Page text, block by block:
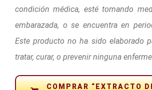
condición médica, esté tomando
embarazada, o se encuentra en
Este producto no ha sido elaborado
tratar, curar, o prevenir ninguna
COMPRAR “EXTRACTO